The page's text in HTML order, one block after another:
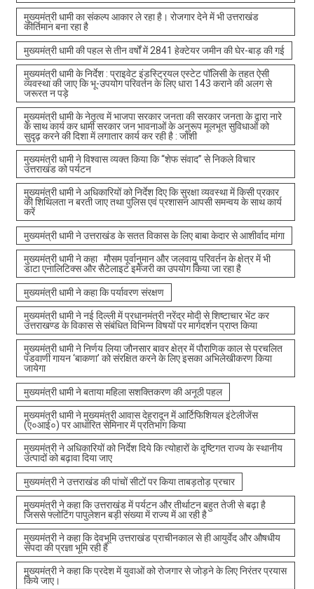
मुख्यमंत्री धामी का संकल्प आकार ले रहा है। रोजगार देने में भी उत्तराखंड
कीर्तिमान बना रहा है
मुख्यमंत्री धामी की पहल से तीन वर्षों में 2841 हेक्टेयर जमीन की घेर-बाड़ की गई
मुख्यमंत्री धामी के निर्देश : प्राइवेट इंडस्ट्रियल एस्टेट पॉलिसी के तहत ऐसी
व्यवस्था की जाए कि भू-उपयोग परिवर्तन के लिए धारा 143 कराने की अलग से
जरूरत न पड़े
मुख्यमंत्री धामी के नेतृत्व में भाजपा सरकार जनता की सरकार जनता के द्वारा नारे
के साथ कार्य कर धामी सरकार जन भावनाओं के अनुरूप मूलभूत सुविधाओं को
सुदृढ़ करने की दिशा में लगातार कार्य कर रही है : जोशी
मुख्यमंत्री धामी ने विश्वास व्यक्त किया कि “शेफ संवाद” से निकले विचार
उत्तराखंड को पर्यटन
मुख्यमंत्री धामी ने अधिकारियों को निर्देश दिए कि सुरक्षा व्यवस्था में किसी प्रकार
की शिथिलता न बरती जाए तथा पुलिस एवं प्रशासन आपसी समन्वय के साथ कार्य
करें
मुख्यमंत्री धामी ने उत्तराखंड के सतत विकास के लिए बाबा केदार से आशीर्वाद मांगा
मुख्यमंत्री धामी ने कहा मौसम पूर्वानुमान और जलवायु परिवर्तन के क्षेत्र में भी
डाटा एनालिटिक्स और सैटेलाइट इमेजरी का उपयोग किया जा रहा है
मुख्यमंत्री धामी ने कहा कि पर्यावरण संरक्षण
मुख्यमंत्री धामी ने नई दिल्ली में प्रधानमंत्री नरेंद्र मोदी से शिष्टाचार भेंट कर
उत्तराखण्ड के विकास से संबंधित विभिन्न विषयों पर मार्गदर्शन प्राप्त किया
मुख्यमंत्री धामी ने निर्णय लिया जौनसार बावर क्षेत्र में पौराणिक काल से प्रचलित
पंडवाणी गायन ‘बाकणा’ को संरक्षित करने के लिए इसका अभिलेखीकरण किया
जायेगा
मुख्यमंत्री धामी ने बताया महिला सशक्तिकरण की अनूठी पहल
मुख्यमंत्री धामी ने मुख्यमंत्री आवास देहरादून में आर्टिफिशियल इंटेलीजेंस
(ए०आई०) पर आधारित सेमिनार में प्रतिभाग किया
मुख्यमंत्री ने अधिकारियों को निर्देश दिये कि त्योहारों के दृष्टिगत राज्य के स्थानीय
उत्पादों को बढ़ावा दिया जाए
मुख्यमंत्री ने उत्तराखंड की पांचों सीटों पर किया ताबड़तोड़ प्रचार
मुख्यमंत्री ने कहा कि उत्तराखंड में पर्यटन और तीर्थाटन बहुत तेजी से बढ़ा है
जिससे फ्लोटिंग पापुलेशन बड़ी संख्या में राज्य में आ रही है
मुख्यमंत्री ने कहा कि देवभूमि उत्तराखंड प्राचीनकाल से ही आयुर्वेद और औषधीय
संपदा की प्रज्ञा भूमि रही है
मुख्यमंत्री ने कहा कि प्रदेश में युवाओं को रोजगार से जोड़ने के लिए निरंतर प्रयास
किये जाए।